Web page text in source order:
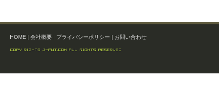
HOME | 会社概要 | プライバシーポリシー | お問い合わせ